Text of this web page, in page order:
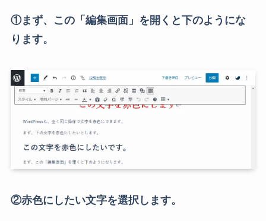
①まず、この「編集画面」を開くと下のようにな
ります。
②赤色にしたい文字を選択します。